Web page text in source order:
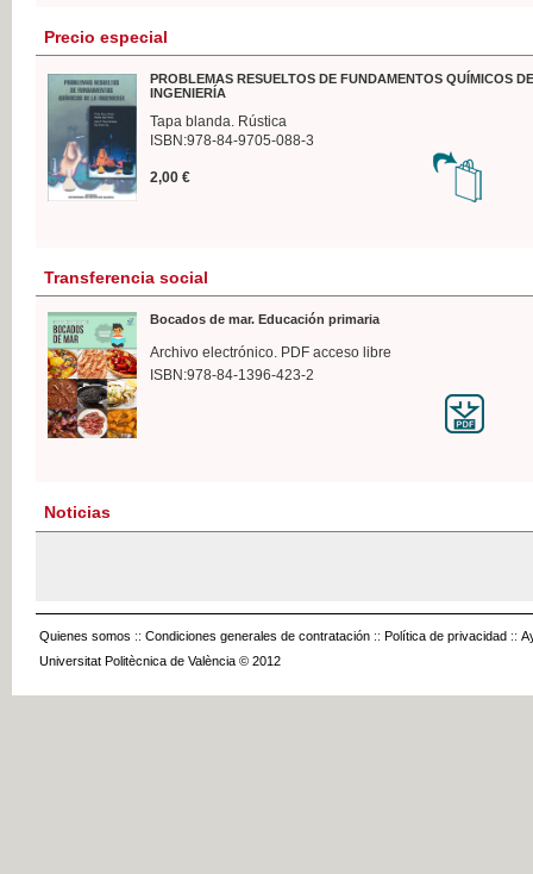
Precio especial
PROBLEMAS RESUELTOS DE FUNDAMENTOS QUÍMICOS
INGENIERÍA
Tapa blanda. Rústica
ISBN:978-84-9705-088-3
2,00 €
Transferencia social
Bocados de mar. Educación primaria
Archivo electrónico. PDF acceso libre
ISBN:978-84-1396-423-2
Noticias
Quienes somos :: Condiciones generales de contratación :: Política de privacidad ::
Universitat Politècnica de València © 2012